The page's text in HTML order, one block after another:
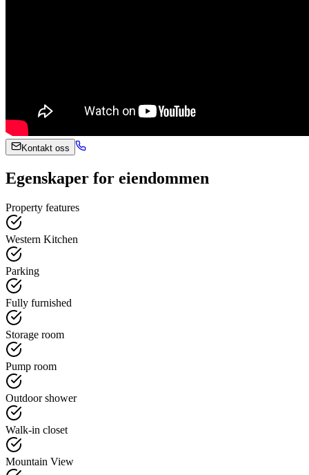
Kontakt oss
Egenskaper for eiendommen
Property features
Western Kitchen
Parking
Fully furnished
Storage room
Pump room
Outdoor shower
Walk-in closet
Mountain View